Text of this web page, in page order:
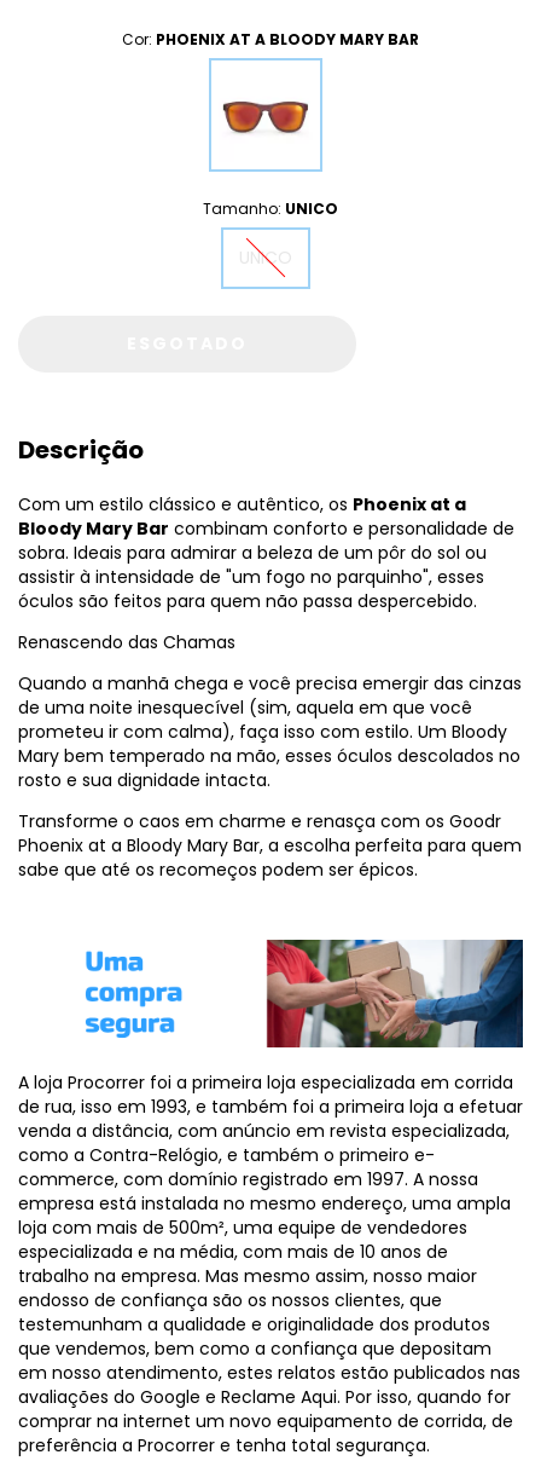
Cor: PHOENIX AT A BLOODY MARY BAR
Tamanho: UNICO
UNICO
Descrição
Com um estilo clássico e autêntico, os Phoenix at a
Bloody Mary Bar combinam conforto e personalidade de
sobra. Ideais para admirar a beleza de um pôr do sol ou
assistir à intensidade de "um fogo no parquinho", esses
óculos são feitos para quem não passa despercebido.
Renascendo das Chamas
Quando a manhã chega e você precisa emergir das cinzas
de uma noite inesquecível (sim, aquela em que você
prometeu ir com calma), faça isso com estilo. Um Bloody
Mary bem temperado na mão, esses óculos descolados no
rosto e sua dignidade intacta.
Transforme o caos em charme e renasça com os Goodr
Phoenix at a Bloody Mary Bar, a escolha perfeita para quem
sabe que até os recomeços podem ser épicos.
A loja Procorrer foi a primeira loja especializada em corrida
de rua, isso em 1993, e também foi a primeira loja a efetuar
venda a distância, com anúncio em revista especializada,
como a Contra-Relógio, e também o primeiro e-
commerce, com domínio registrado em 1997. A nossa
empresa está instalada no mesmo endereço, uma ampla
loja com mais de 500m², uma equipe de vendedores
especializada e na média, com mais de 10 anos de
trabalho na empresa. Mas mesmo assim, nosso maior
endosso de confiança são os nossos clientes, que
testemunham a qualidade e originalidade dos produtos
que vendemos, bem como a confiança que depositam
em nosso atendimento, estes relatos estão publicados nas
avaliações do Google e Reclame Aqui. Por isso, quando for
comprar na internet um novo equipamento de corrida, de
preferência a Procorrer e tenha total segurança.